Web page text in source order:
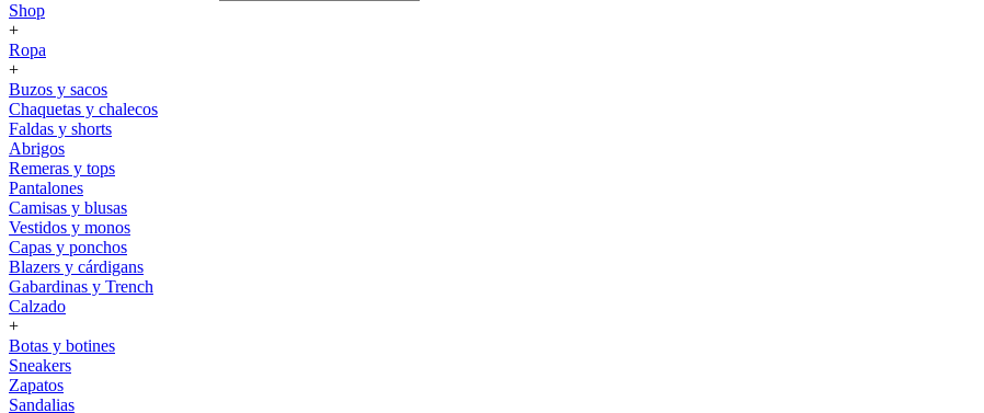
Shop
+
Ropa
+
Buzos y sacos
Chaquetas y chalecos
Faldas y shorts
Abrigos
Remeras y tops
Pantalones
Camisas y blusas
Vestidos y monos
Capas y ponchos
Blazers y cárdigans
Gabardinas y Trench
Calzado
+
Botas y botines
Sneakers
Zapatos
Sandalias